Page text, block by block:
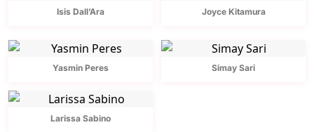
Isis Dall’Ara Joyce Kitamura
Yasmin Peres Simay Sari
Larissa Sabino